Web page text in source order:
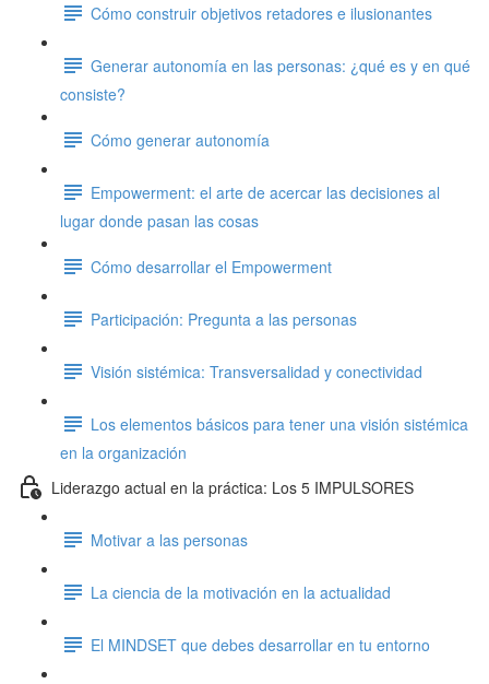
Cómo construir objetivos retadores e ilusionantes
Generar autonomía en las personas: ¿qué es y en qué
consiste?
Cómo generar autonomía
Empowerment: el arte de acercar las decisiones al
lugar donde pasan las cosas
Cómo desarrollar el Empowerment
Participación: Pregunta a las personas
Visión sistémica: Transversalidad y conectividad
Los elementos básicos para tener una visión sistémica
en la organización
Liderazgo actual en la práctica: Los 5 IMPULSORES
Motivar a las personas
La ciencia de la motivación en la actualidad
El MINDSET que debes desarrollar en tu entorno